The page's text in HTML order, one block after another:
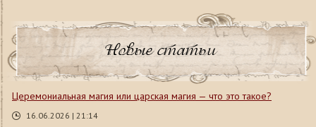
Новые статьи
Церемониальная магия или царская магия — что это такое?
16.06.2026 | 21:14